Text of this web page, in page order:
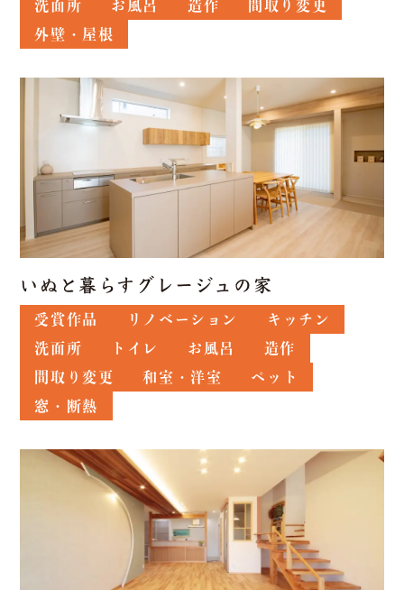
洗面所
お風呂 造作
間取り変更
外壁・屋根
いぬと暮らすグレージュの家
受賞作品 リノベーション
キッチン
洗面所
トイレ お風呂
造作
間取り変更
和室・洋室
ペット
窓・断熱